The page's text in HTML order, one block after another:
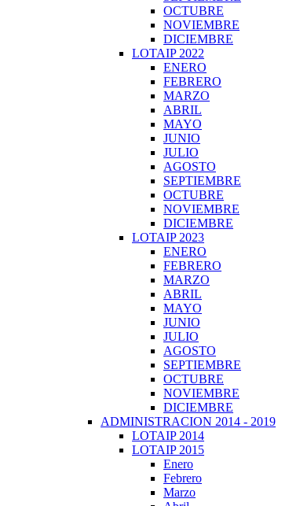
OCTUBRE
NOVIEMBRE
DICIEMBRE
LOTAIP 2022
ENERO
FEBRERO
MARZO
ABRIL
MAYO
JUNIO
JULIO
AGOSTO
SEPTIEMBRE
OCTUBRE
NOVIEMBRE
DICIEMBRE
LOTAIP 2023
ENERO
FEBRERO
MARZO
ABRIL
MAYO
JUNIO
JULIO
AGOSTO
SEPTIEMBRE
OCTUBRE
NOVIEMBRE
DICIEMBRE
ADMINISTRACION 2014 - 2019
LOTAIP 2014
LOTAIP 2015
Enero
Febrero
Marzo